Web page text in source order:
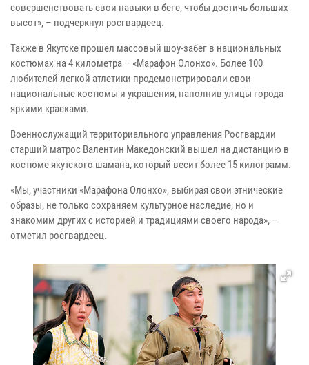
совершенствовать свои навыки в беге, чтобы достичь больших
высот», – подчеркнул росгвардеец.
Также в Якутске прошел массовый шоу-забег в национальных
костюмах на 4 километра – «Марафон Олонхо». Более 100
любителей легкой атлетики продемонстрировали свои
национальные костюмы и украшения, наполнив улицы города
яркими красками.
Военнослужащий территориального управления Росгвардии
старший матрос Валентин Македонский вышел на дистанцию в
костюме якутского шамана, который весит более 15 килограмм.
«Мы, участники «Марафона Олонхо», выбирая свои этнические
образы, не только сохраняем культурное наследие, но и
знакомим других с историей и традициями своего народа», –
отметил росгвардеец.